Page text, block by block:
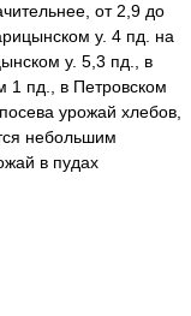
от 2,9 до
у. 4 пд. на
у. 5,3 пд., в
1 пд., в Петровском
урожай хлебов,
небольшим
в пудах